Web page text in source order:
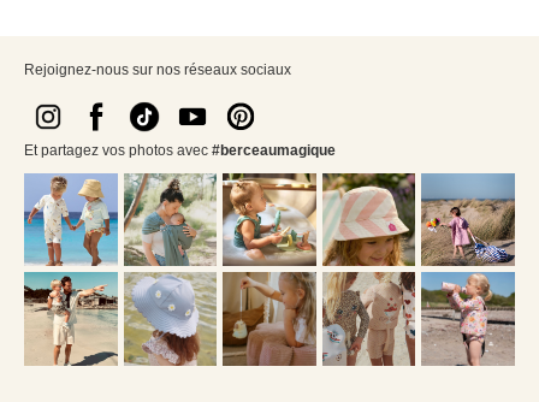
Rejoignez-nous sur nos réseaux sociaux
Et partagez vos photos avec #berceaumagique